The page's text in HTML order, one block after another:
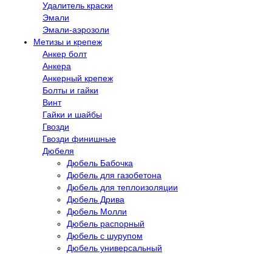
Удалитель краски
Эмали
Эмали-аэрозоли
Метизы и крепеж
Анкер болт
Анкера
Анкерный крепеж
Болты и гайки
Винт
Гайки и шайбы
Гвозди
Гвозди финишные
Дюбеля
Дюбель Бабочка
Дюбель для газобетона
Дюбель для теплоизоляции
Дюбель Дрива
Дюбель Молли
Дюбель распорный
Дюбель с шурупом
Дюбель универсальный